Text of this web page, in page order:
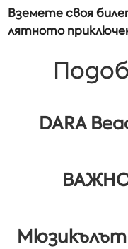
Вземете своя
лятното
DARA